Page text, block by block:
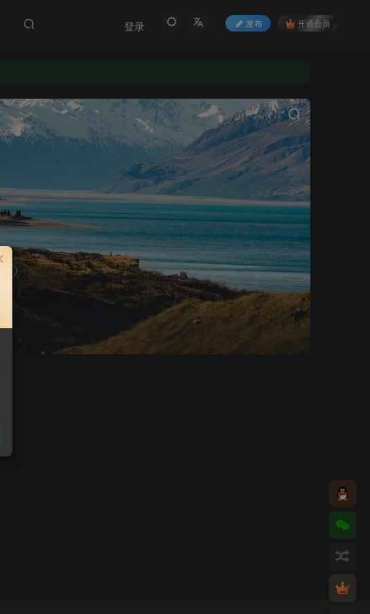
发布 开通会员
登录